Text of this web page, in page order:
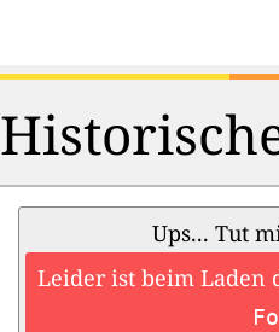
Ups... Tut
Leider ist beim Laden